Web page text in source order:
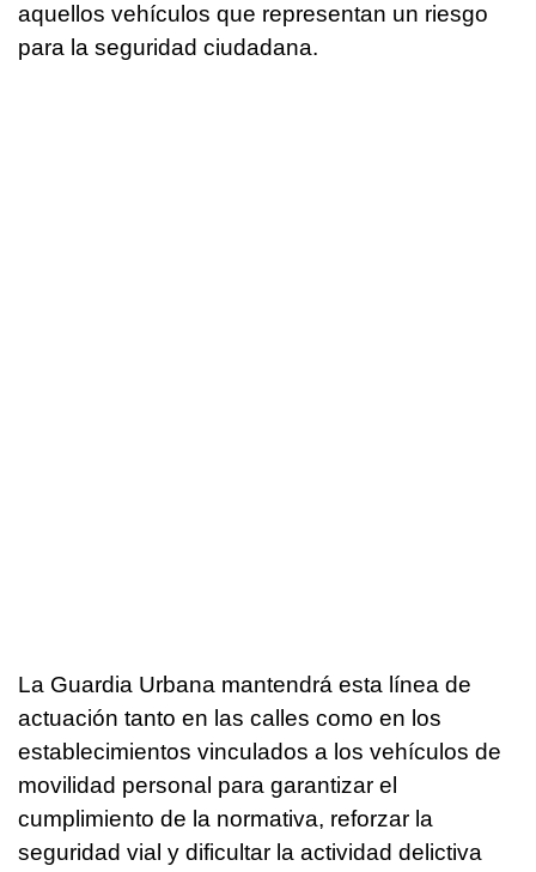
aquellos vehículos que representan un riesgo
para la seguridad ciudadana.
La Guardia Urbana mantendrá esta línea de
actuación tanto en las calles como en los
establecimientos vinculados a los vehículos de
movilidad personal para garantizar el
cumplimiento de la normativa, reforzar la
seguridad vial y dificultar la actividad delictiva